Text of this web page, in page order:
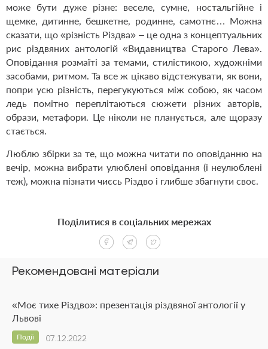
може бути дуже різне: веселе, сумне, ностальгійне і
щемке, дитинне, бешкетне, родинне, самотнє… Можна
сказати, що «різність Різдва» – це одна з концептуальних
рис різдвяних антологій «Видавництва Старого Лева».
Оповідання розмаїті за темами, стилістикою, художніми
засобами, ритмом. Та все ж цікаво відстежувати, як вони,
попри усю різність, перегукуються між собою, як часом
ледь помітно переплітаються сюжети різних авторів,
образи, метафори. Це ніколи не планується, але щоразу
стається.
Люблю збірки за те, що можна читати по оповіданню на
вечір, можна вибрати улюблені оповідання (і неулюблені
теж), можна пізнати чиєсь Різдво і глибше збагнути своє.
Рекомендовані матеріали
«Моє тихе Різдво»: презентація різдвяної антології у
Львові
07.12.2022
Події
Поділитися в соціальних мережах